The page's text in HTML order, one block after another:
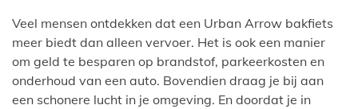
Veel mensen ontdekken dat een Urban Arrow bakfiets
meer biedt dan alleen vervoer. Het is ook een manier
om geld te besparen op brandstof, parkeerkosten en
onderhoud van een auto. Bovendien draag je bij aan
een schonere lucht in je omgeving. En doordat je in